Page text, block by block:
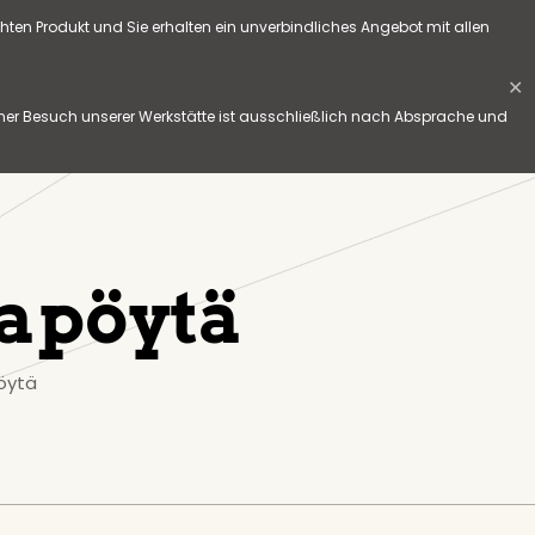
Produkt und Sie erhalten ein unverbindliches Angebot mit allen
Besuch unserer Werkstätte ist ausschließlich nach Absprache und
✕